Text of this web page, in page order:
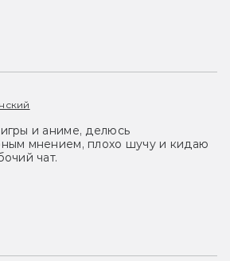
и аниме, делюсь
мнением, плохо шучу и кидаю
чат.